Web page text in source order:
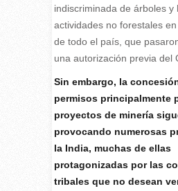
indiscriminada de árboles y
actividades no forestales
de todo el país, que
una autorización previa del
Sin embargo, la
permisos principalmente
proyectos de minería
provocando numerosas
la India, muchas de ellas
protagonizadas por las
tribales que no desean